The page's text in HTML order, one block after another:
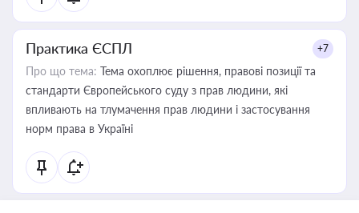
Практика ЄСПЛ +7
Про що тема: Тема охоплює рішення, правові позиції та
стандарти Європейського суду з прав людини, які
впливають на тлумачення прав людини і застосування
норм права в Україні